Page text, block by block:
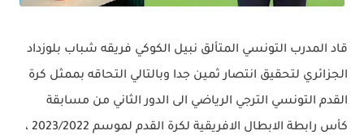
قاد المدرب التونسي المتألق نبيل الكوكي فريقه شباب بلوزداد
الجزائري لتحقيق انتصار ثمين جدا وبالتالي التحاقه بممثل كرة
القدم التونسي الترجي الرياضي الى الدور الثاني من مسابقة
كأس رابطة الابطال الافريقية لكرة القدم لموسم 2023/2022 ،